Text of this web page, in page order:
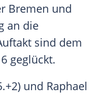
Bremen und
an die
sind dem
geglückt.
und Raphael